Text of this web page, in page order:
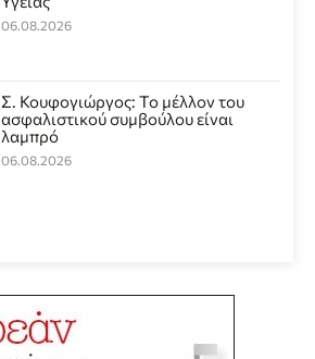
06.08.2026
Σ. Κουφογιώργος: To μέλλον του
ασφαλιστικού συμβούλου είναι
λαμπρό
06.08.2026